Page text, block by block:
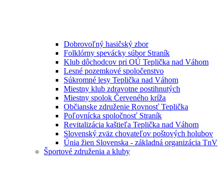
Dobrovoľný hasičský zbor
Folklórny spevácky súbor Straník
Klub dôchodcov pri OÚ Teplička nad Váhom
Lesné pozemkové spoločenstvo
Súkromné lesy Teplička nad Váhom
Miestny klub zdravotne postihnutých
Miestny spolok Červeného kríža
Občianske združenie Rovnosť Teplička
Poľovnícka spoločnosť Straník
Revitalizácia kaštieľa Teplička nad Váhom
Slovenský zväz chovateľov poštových holubov
Únia žien Slovenska - základná organizácia TnV
Športové združenia a kluby